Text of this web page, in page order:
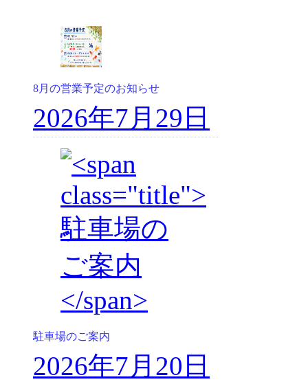
8月の営業予定のお知らせ
2026年7月29日
駐車場のご案内
2026年7月20日